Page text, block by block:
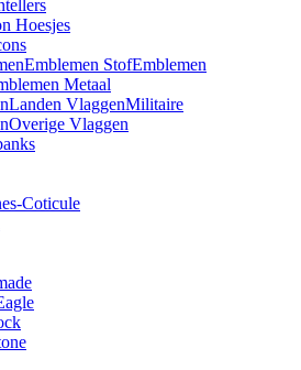
Hoesjes
Emblemen StofEmblemen
Metaal
Landen VlaggenMilitaire
Overige Vlaggen
Coticule